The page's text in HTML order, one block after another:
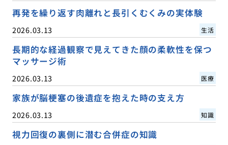
再発を繰り返す肉離れと長引くむくみの実体験
2026.03.13 生活
長期的な経過観察で見えてきた顔の柔軟性を保つ
マッサージ術
2026.03.13 医療
家族が脳梗塞の後遺症を抱えた時の支え方
2026.03.13 知識
視力回復の裏側に潜む合併症の知識